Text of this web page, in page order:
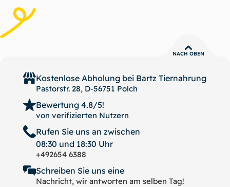
NACH OBEN
Kostenlose Abholung bei Bartz Tiernahrung
Pastorstr. 28, D-56751 Polch
Bewertung 4.8/5!
von verifizierten Nutzern
Rufen Sie uns an zwischen
08:30 und 18:30 Uhr
+492654 6388
Schreiben Sie uns eine
Nachricht, wir antworten am selben Tag!